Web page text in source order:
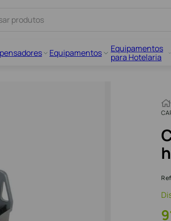
Equipamentos
Equipamentos
para Hotelaria